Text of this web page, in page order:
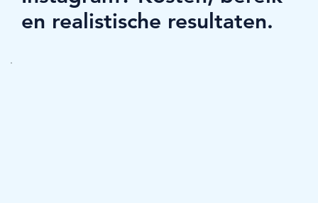
en realistische resultaten.